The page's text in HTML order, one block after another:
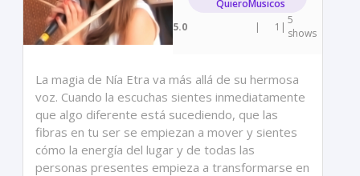
QuieroMusicos
5.0
| 1 | 5
shows
La magia de Nía Etra va más allá de su hermosa
voz. Cuando la escuchas sientes inmediatamente
que algo diferente está sucediendo, que las
fibras en tu ser se empiezan a mover y sientes
cómo la energía del lugar y de todas las
personas presentes empieza a transformarse en